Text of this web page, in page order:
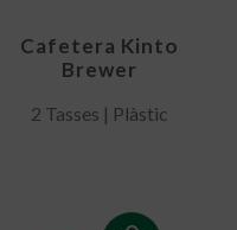
Cafetera Kinto
Brewer
2 Tasses | Plàstic